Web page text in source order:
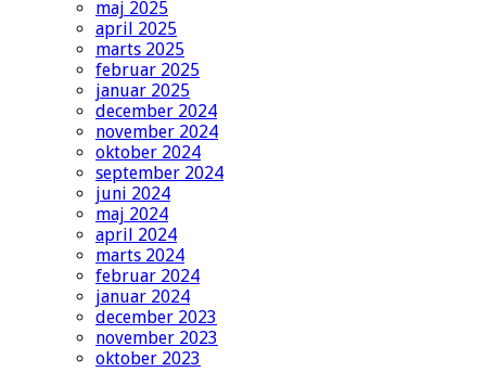
maj 2025
april 2025
marts 2025
februar 2025
januar 2025
december 2024
november 2024
oktober 2024
september 2024
juni 2024
maj 2024
april 2024
marts 2024
februar 2024
januar 2024
december 2023
november 2023
oktober 2023